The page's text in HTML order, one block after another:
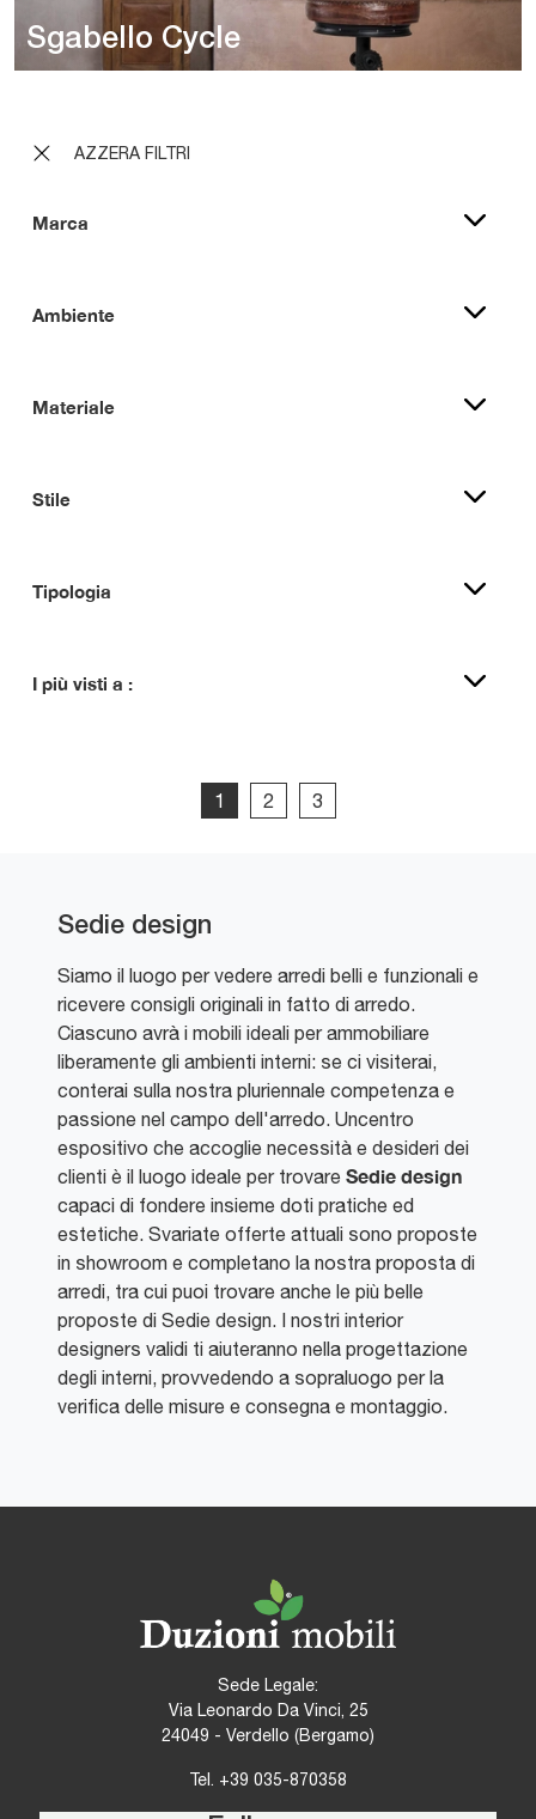
AZZERA FILTRI
Marca
Ambiente
Materiale
Stile
Tipologia
I più visti a :
Sgabello Cycle
1 2 3
Sedie design
Siamo il luogo per vedere arredi belli e funzionali e
ricevere consigli originali in fatto di arredo.
Ciascuno avrà i mobili ideali per ammobiliare
liberamente gli ambienti interni: se ci visiterai,
conterai sulla nostra pluriennale competenza e
passione nel campo dell'arredo. Uncentro
espositivo che accoglie necessità e desideri dei
clienti è il luogo ideale per trovare Sedie design
capaci di fondere insieme doti pratiche ed
estetiche. Svariate offerte attuali sono proposte
in showroom e completano la nostra proposta di
arredi, tra cui puoi trovare anche le più belle
proposte di Sedie design. I nostri interior
designers validi ti aiuteranno nella progettazione
degli interni, provvedendo a sopraluogo per la
verifica delle misure e consegna e montaggio.
Sede Legale:
Via Leonardo Da Vinci, 25
24049 - Verdello (Bergamo)
Tel. +39 035-870358